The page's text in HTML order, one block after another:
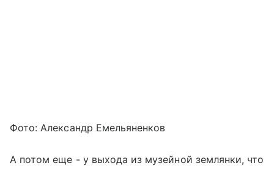
Фото: Александр Емельяненков
А потом еще - у выхода из музейной землянки, что